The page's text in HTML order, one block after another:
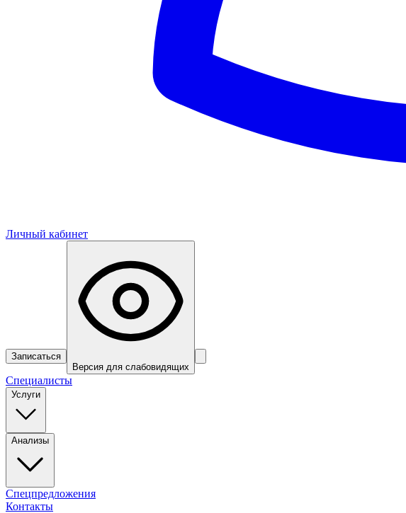
Личный кабинет
Записаться
Версия для слабовидящих
Специалисты
Услуги
Анализы
Спецпредложения
Контакты